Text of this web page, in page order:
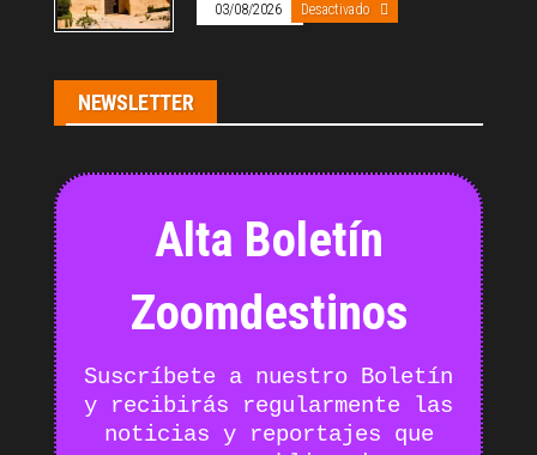
03/08/2026 Desactivado
NEWSLETTER
Alta Boletín
Zoomdestinos
Suscríbete a nuestro Boletín
y recibirás regularmente las
noticias y reportajes que